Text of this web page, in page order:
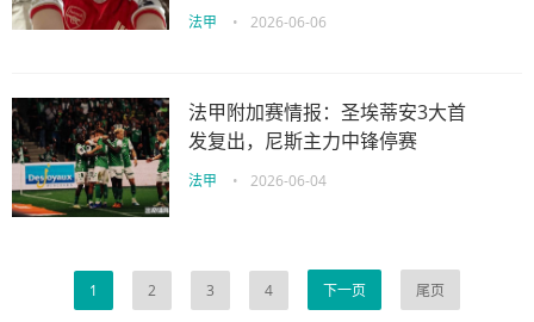
法甲 • 2026-06-06
法甲附加赛情报：圣埃蒂安3大首
发复出，尼斯主力中锋停赛
法甲 • 2026-06-04
1 2 3 4 下一页 尾页